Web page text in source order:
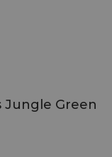
Jungle Green